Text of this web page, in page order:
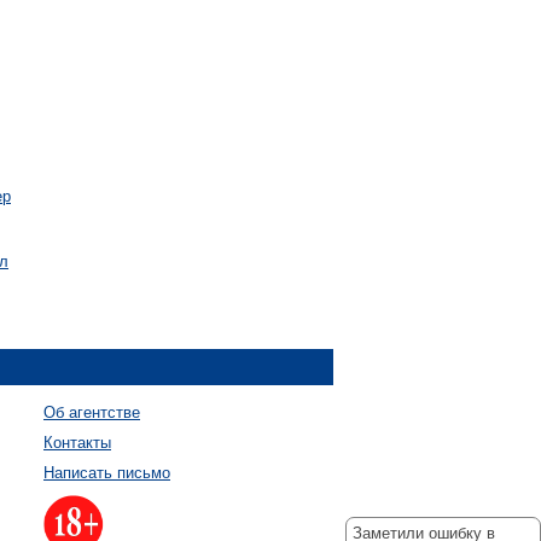
Об агентстве
Контакты
Написать письмо
Заметили ошибку в